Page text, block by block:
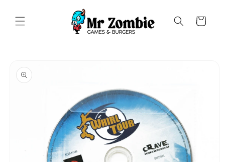
conteúdo
Carrinho
informação
do produto